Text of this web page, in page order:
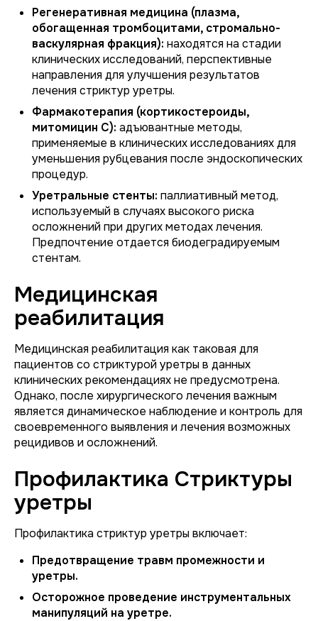
Регенеративная медицина (плазма,
обогащенная тромбоцитами, стромально-
васкулярная фракция): находятся на стадии
клинических исследований, перспективные
направления для улучшения результатов
лечения стриктур уретры.
Фармакотерапия (кортикостероиды,
митомицин С): адъювантные методы,
применяемые в клинических исследованиях для
уменьшения рубцевания после эндоскопических
процедур.
Уретральные стенты: паллиативный метод,
используемый в случаях высокого риска
осложнений при других методах лечения.
Предпочтение отдается биодеградируемым
стентам.
Медицинская
реабилитация
Медицинская реабилитация как таковая для
пациентов со стриктурой уретры в данных
клинических рекомендациях не предусмотрена.
Однако, после хирургического лечения важным
является динамическое наблюдение и контроль для
своевременного выявления и лечения возможных
рецидивов и осложнений.
Профилактика Стриктуры
уретры
Профилактика стриктур уретры включает:
Предотвращение травм промежности и
уретры.
Осторожное проведение инструментальных
манипуляций на уретре.